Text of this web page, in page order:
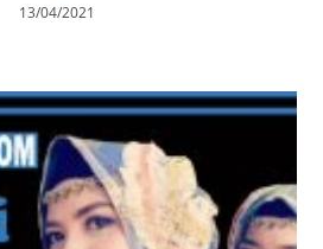
13/04/2021